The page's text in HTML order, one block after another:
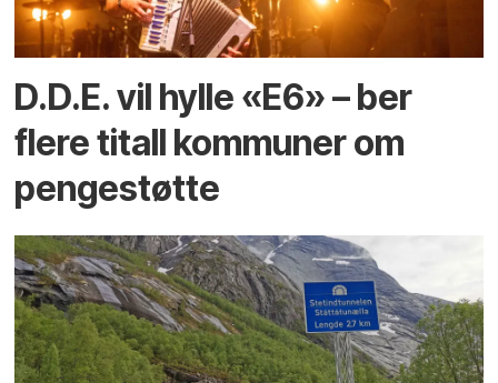
D.D.E. vil hylle «E6» – ber
flere titall kommuner om
pengestøtte